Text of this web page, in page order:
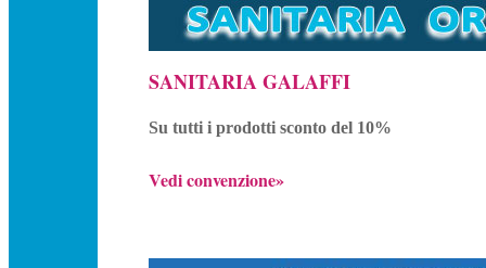
SANITARIA GALAFFI
Su tutti i prodotti sconto del 10%
Vedi convenzione»